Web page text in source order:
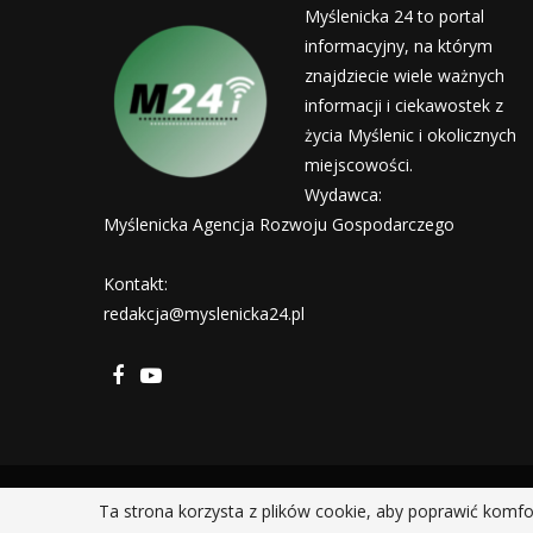
Myślenicka 24 to portal
informacyjny, na którym
znajdziecie wiele ważnych
informacji i ciekawostek z
życia Myślenic i okolicznych
miejscowości.
Wydawca:
Myślenicka Agencja Rozwoju Gospodarczego
Kontakt:
redakcja@myslenicka24.pl
Ta strona korzysta z plików cookie, aby poprawić